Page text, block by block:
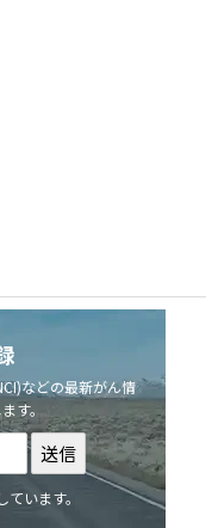
などの最新がん情
す。
います。